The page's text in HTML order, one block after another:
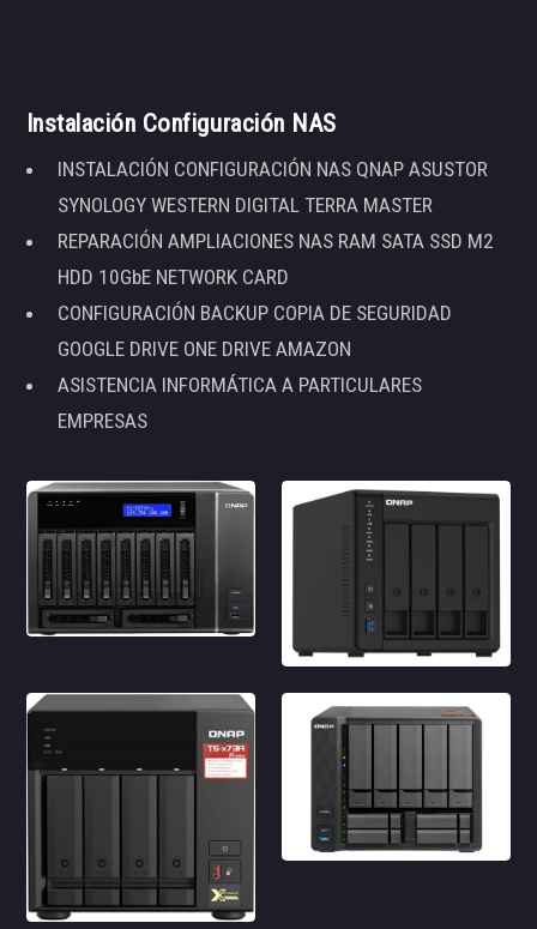
Instalación Configuración NAS
INSTALACIÓN CONFIGURACIÓN NAS QNAP ASUSTOR
SYNOLOGY WESTERN DIGITAL TERRA MASTER
REPARACIÓN AMPLIACIONES NAS RAM SATA SSD M2
HDD 10GbE NETWORK CARD
CONFIGURACIÓN BACKUP COPIA DE SEGURIDAD
GOOGLE DRIVE ONE DRIVE AMAZON
ASISTENCIA INFORMÁTICA A PARTICULARES
EMPRESAS